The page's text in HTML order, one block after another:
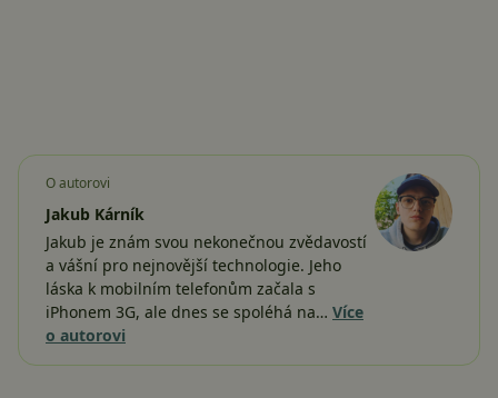
O autorovi
Jakub Kárník
Jakub je znám svou nekonečnou zvědavostí
a vášní pro nejnovější technologie. Jeho
láska k mobilním telefonům začala s
iPhonem 3G, ale dnes se spoléhá na… Více
o autorovi